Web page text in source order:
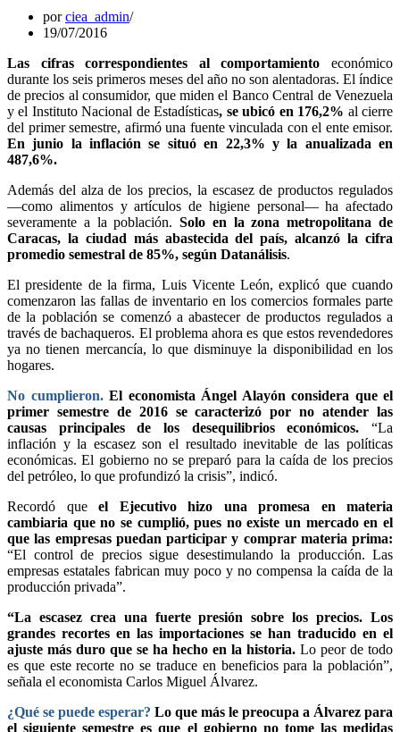
porciea_admin
19/07/2016
Las cifras correspondientes al comportamiento económico
durante los seis primeros meses del año no son alentadoras. El índice
de precios al consumidor, que miden el Banco Central de Venezuela
y el Instituto Nacional de Estadísticas, se ubicó en 176,2% al cierre
del primer semestre, afirmó una fuente vinculada con el ente emisor.
En junio la inflación se situó en 22,3% y la anualizada en
487,6%.
Además del alza de los precios, la escasez de productos regulados
—como alimentos y artículos de higiene personal— ha afectado
severamente a la población.Solo en la zona metropolitana de
Caracas, la ciudad más abastecida del país, alcanzó la cifra
promedio semestral de 85%, según Datanálisis.
El presidente de la firma, Luis Vicente León, explicó que cuando
comenzaron las fallas de inventario en los comercios formales parte
de la población se comenzó a abastecer de productos regulados a
través de bachaqueros. El problema ahora es que estos revendedores
ya no tienen mercancía, lo que disminuye la disponibilidad en los
hogares.
No cumplieron.El economista Ángel Alayón considera que el
primer semestre de 2016 se caracterizó por no atender las
causas principales de los desequilibrios económicos. “La
inflación y la escasez son el resultado inevitable de las políticas
económicas. El gobierno no se preparó para la caída de los precios
del petróleo, lo que profundizó la crisis”, indicó.
Recordó que el Ejecutivo hizo una promesa en materia
cambiaria que no se cumplió, pues no existe un mercado en el
que las empresas puedan participar y comprar materia prima:
“El control de precios sigue desestimulando la producción. Las
empresas estatales fabrican muy poco y no compensa la caída de la
producción privada”.
“La escasez crea una fuerte presión sobre los precios. Los
grandes recortes en las importaciones se han traducido en el
ajuste más duro que se ha hecho en la historia. Lo peor de todo
es que este recorte no se traduce en beneficios para la población”,
señala el economista Carlos Miguel Álvarez.
¿Qué se puede esperar? Lo que más le preocupa a Álvarez para
el siguiente semestre es que el gobierno no tome las medidas